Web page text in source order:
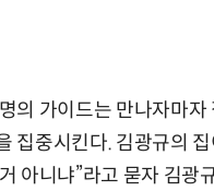
의 가이드는 만나자마
집중시킨다. 김광규의
아니냐”라고 묻자 김광